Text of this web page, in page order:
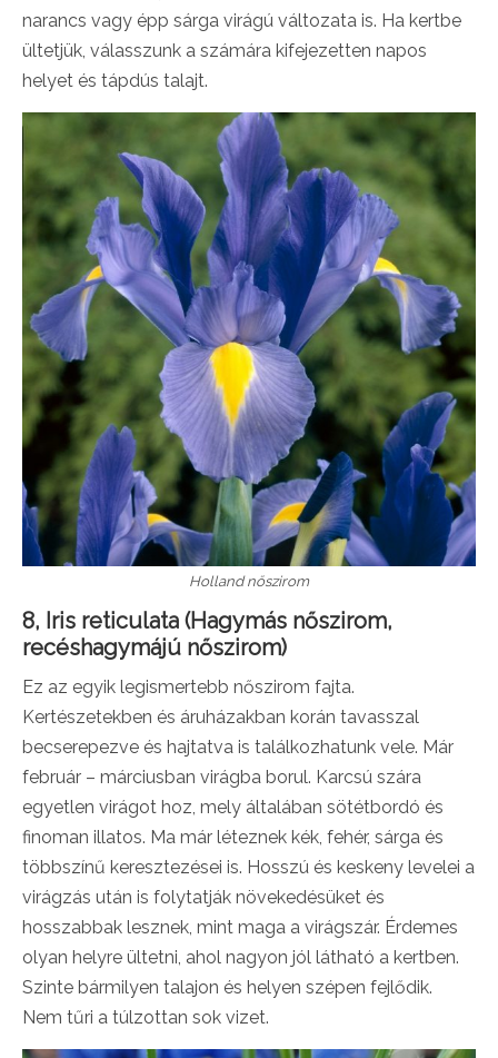
narancs vagy épp sárga virágú változata is. Ha kertbe
ültetjük, válasszunk a számára kifejezetten napos
helyet és tápdús talajt.
Holland nőszirom
8, Iris reticulata (Hagymás nőszirom,
recéshagymájú nőszirom)
Ez az egyik legismertebb nőszirom fajta.
Kertészetekben és áruházakban korán tavasszal
becserepezve és hajtatva is találkozhatunk vele. Már
február – márciusban virágba borul. Karcsú szára
egyetlen virágot hoz, mely általában sötétbordó és
finoman illatos. Ma már léteznek kék, fehér, sárga és
többszínű keresztezései is. Hosszú és keskeny levelei a
virágzás után is folytatják növekedésüket és
hosszabbak lesznek, mint maga a virágszár. Érdemes
olyan helyre ültetni, ahol nagyon jól látható a kertben.
Szinte bármilyen talajon és helyen szépen fejlődik.
Nem tűri a túlzottan sok vizet.